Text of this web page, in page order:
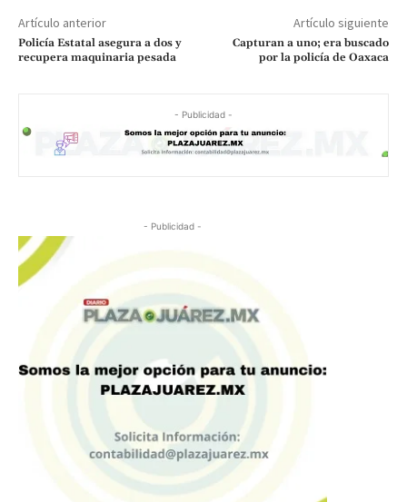
Artículo anterior
Policía Estatal asegura a dos y
recupera maquinaria pesada
Artículo siguiente
Capturan a uno; era buscado
por la policía de Oaxaca
- Publicidad -
- Publicidad -